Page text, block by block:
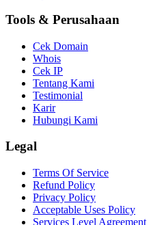
Tools & Perusahaan
Cek Domain
Whois
Cek IP
Tentang Kami
Testimonial
Karir
Hubungi Kami
Legal
Terms Of Service
Refund Policy
Privacy Policy
Acceptable Uses Policy
Services Level Agreement